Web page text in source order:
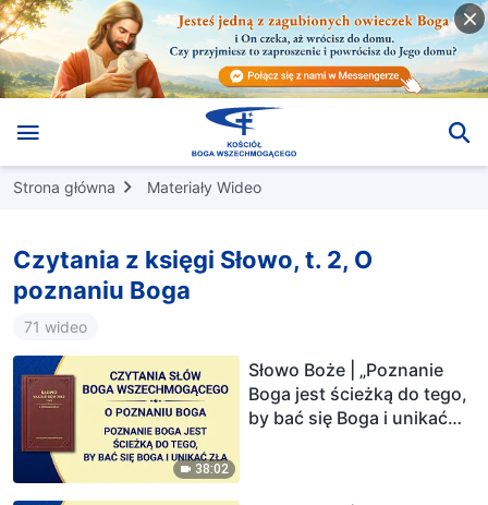
Strona główna Materiały Wideo
Czytania z księgi Słowo, t. 2, O
poznaniu Boga
71 wideo
38:02
Słowo Boże | „Poznanie
Boga jest ścieżką do tego,
by bać się Boga i unikać